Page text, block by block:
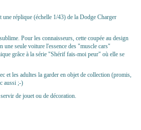
réplique (échelle 1/43) de la Dodge Charger
Pour les connaisseurs, cette coupée au design
une seule voiture l'essence des "muscle cars"
grâce à la série "Shérif fais-moi peur" où elle se
et les adultes la garder en objet de collection (promis,
aussi ;-)
de jouet ou de décoration.